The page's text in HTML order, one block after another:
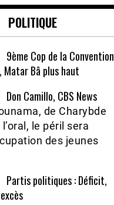
POLITIQUE
9ème Cop de la Convention
Matar Bâ plus haut
Don Camillo, CBS News
de Charybde
le péril sera
des jeunes
Partis politiques : Déficit,